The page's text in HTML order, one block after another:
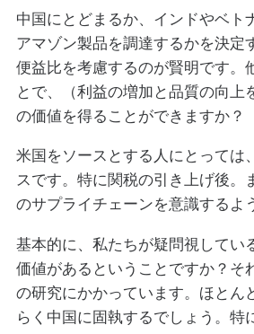
中国にとどまるか、インドやベト
アマゾン製品を調達するかを決定
便益比を考慮するのが賢明です。
とで、（利益の増加と品質の向上
の価値を得ることができますか？
米国をソースとする人にとっては
スです。特に関税の引き上げ後。
のサプライチェーンを意識するよ
基本的に、私たちが疑問視してい
価値があるということですか？そ
の研究にかかっています。ほとん
らく中国に固執するでしょう。特